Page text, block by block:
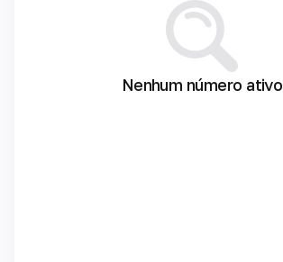
Nenhum número ativo